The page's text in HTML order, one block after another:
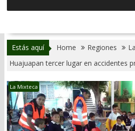
Estás aquí Home Regiones
Huajuapan tercer lugar en accidentes
La Mixteca